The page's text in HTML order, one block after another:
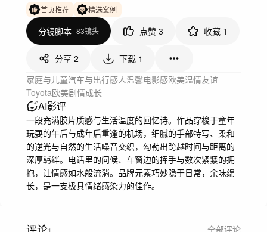
首页推荐
精选案例
分镜脚本 83镜头 点赞 3 收藏 1
分享 2 下载 1
家庭与儿童汽车与出行感人温馨电影感欧美温情友谊
Toyota欧美剧情成长
AI影评
一段充满胶片质感与生活温度的回忆诗。作品穿梭于童年
玩耍的午后与成年后重逢的机场，细腻的手部特写、柔和
的逆光与自然的生活噪音交织，勾勒出跨越时间与距离的
深厚羁绊。电话里的问候、车窗边的挥手与数次紧紧的拥
抱，让情感如水般流淌。品牌元素巧妙隐于日常，余味绵
长，是一支极具情绪感染力的佳作。
评论
全部评论